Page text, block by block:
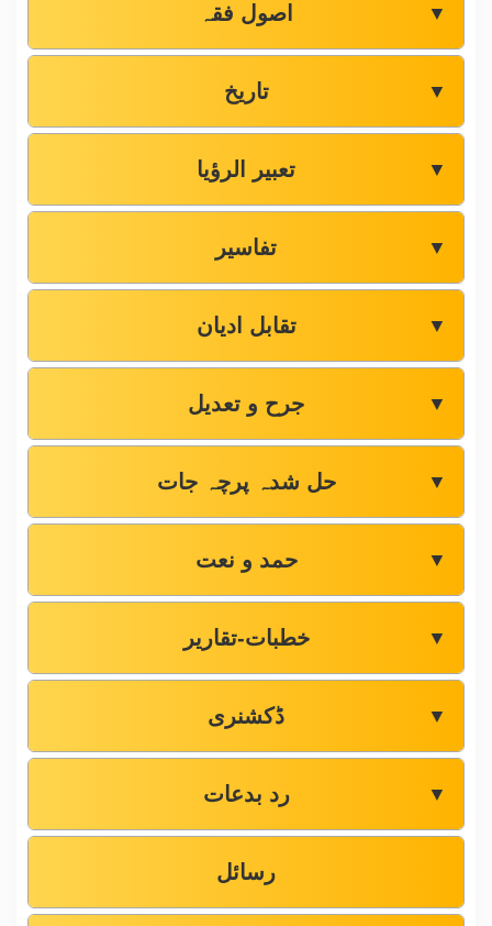
اصول فقہ ▼
تاریخ ▼
تعبیر الرؤیا ▼
تفاسیر ▼
تقابل ادیان ▼
جرح و تعدیل ▼
حل شدہ پرچہ جات ▼
حمد و نعت ▼
خطبات-تقاریر ▼
ڈکشنری ▼
رد بدعات ▼
رسائل